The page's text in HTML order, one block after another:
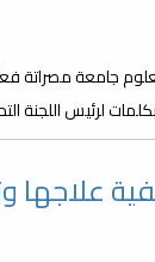
صباح اليوم الأحد الموافق 2022/09/04م بكلية
لرئيس اللجنة
علاجها